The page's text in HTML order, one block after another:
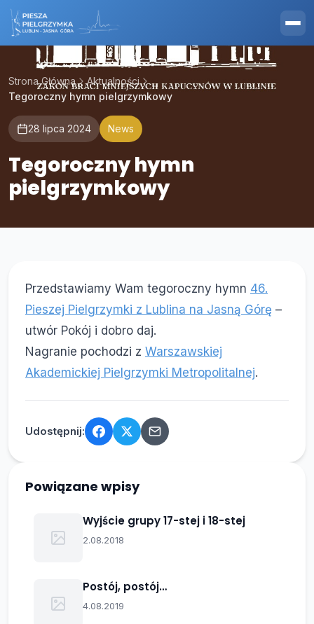
Strona Główna
Aktualności
Tegoroczny hymn pielgrzymkowy
28 lipca 2024 News
Tegoroczny hymn
pielgrzymkowy
Przedstawiamy Wam tegoroczny hymn 46.
Pieszej Pielgrzymki z Lublina na Jasną Górę –
utwór Pokój i dobro daj.
Nagranie pochodzi z Warszawskiej
Akademickiej Pielgrzymki Metropolitalnej.
Udostępnij:
Powiązane wpisy
Wyjście grupy 17-stej i 18-stej
2.08.2018
Postój, postój…
4.08.2019